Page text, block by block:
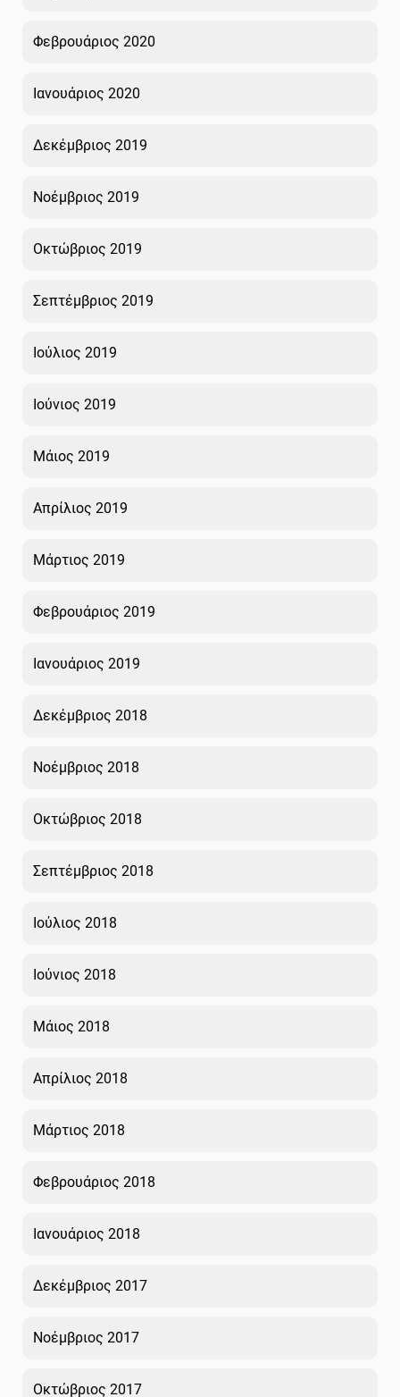
Φεβρουάριος 2020
Ιανουάριος 2020
Δεκέμβριος 2019
Νοέμβριος 2019
Οκτώβριος 2019
Σεπτέμβριος 2019
Ιούλιος 2019
Ιούνιος 2019
Μάιος 2019
Απρίλιος 2019
Μάρτιος 2019
Φεβρουάριος 2019
Ιανουάριος 2019
Δεκέμβριος 2018
Νοέμβριος 2018
Οκτώβριος 2018
Σεπτέμβριος 2018
Ιούλιος 2018
Ιούνιος 2018
Μάιος 2018
Απρίλιος 2018
Μάρτιος 2018
Φεβρουάριος 2018
Ιανουάριος 2018
Δεκέμβριος 2017
Νοέμβριος 2017
Οκτώβριος 2017